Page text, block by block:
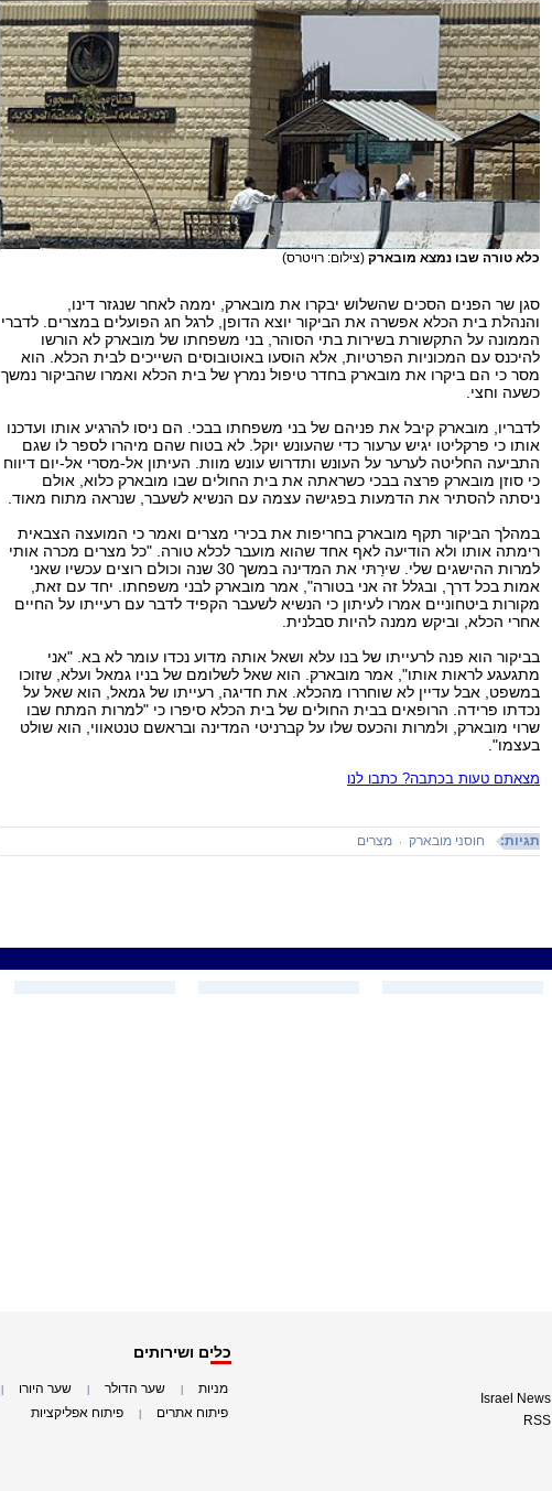
כלא טורה שבו נמצא מובארק (צילום: רויטרס)
סגן שר הפנים הסכים שהשלוש יבקרו את מובארק, יממה לאחר שנגזר דינו,
והנהלת בית הכלא אפשרה את הביקור יוצא הדופן, לרגל חג הפועלים במצרים. לדברי
הממונה על התקשורת בשירות בתי הסוהר, בני משפחתו של מובארק לא הורשו
להיכנס עם המכוניות הפרטיות, אלא הוסעו באוטובוסים השייכים לבית הכלא. הוא
מסר כי הם ביקרו את מובארק בחדר טיפול נמרץ של בית הכלא ואמרו שהביקור נמשך
כשעה וחצי.
לדבריו, מובארק קיבל את פניהם של בני משפחתו בבכי. הם ניסו להרגיע אותו ועדכנו
אותו כי פרקליטו יגיש ערעור כדי שהעונש יוקל. לא בטוח שהם מיהרו לספר לו שגם
התביעה החליטה לערער על העונש ותדרוש עונש מוות. העיתון אל-מסרי אל-יום דיווח
כי סוזן מובארק פרצה בבכי כשראתה את בית החולים שבו מובארק כלוא, אולם
ניסתה להסתיר את הדמעות בפגישה עצמה עם הנשיא לשעבר, שנראה מתוח מאוד.
במהלך הביקור תקף מובארק בחריפות את בכירי מצרים ואמר כי המועצה הצבאית
רימתה אותו ולא הודיעה לאף אחד שהוא מועבר לכלא טורה. "כל מצרים מכרה אותי
למרות ההישגים שלי. שירַתּי את המדינה במשך 30 שנה וכולם רוצים עכשיו שאני
אמות בכל דרך, ובגלל זה אני בטורה", אמר מובארק לבני משפחתו. יחד עם זאת,
מקורות ביטחוניים אמרו לעיתון כי הנשיא לשעבר הקפיד לדבר עם רעייתו על החיים
אחרי הכלא, וביקש ממנה להיות סבלנית.
בביקור הוא פנה לרעייתו של בנו עלא ושאל אותה מדוע נכדו עומר לא בא. "אני
מתגעגע לראות אותו", אמר מובארק. הוא שאל לשלומם של בניו גמאל ועלא, שזוכו
במשפט, אבל עדיין לא שוחררו מהכלא. את חדיגה, רעייתו של גמאל, הוא שאל על
נכדתו פרידה. הרופאים בבית החולים של בית הכלא סיפרו כי "למרות המתח שבו
שרוי מובארק, ולמרות והכעס שלו על קברניטי המדינה ובראשם טנטאווי, הוא שולט
בעצמו".
מצאתם טעות בכתבה? כתבו לנו
תגיות: חוסני מובארק מצרים
Israel News
RSS
כלים ושירותים
מניות שער הדולר שער היורו
פיתוח אתרים פיתוח אפליקציות